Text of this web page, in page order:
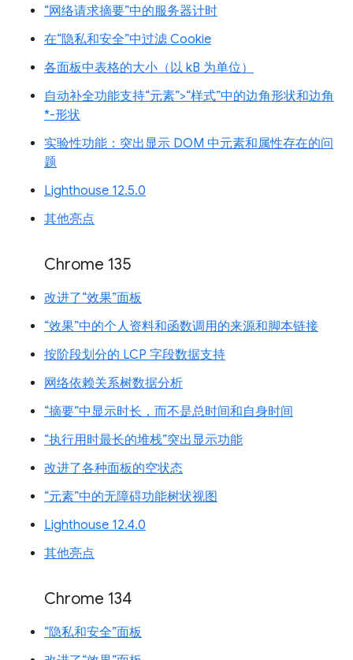
“网络请求摘要”中的服务器计时
在“隐私和安全”中过滤 Cookie
各面板中表格的大小（以 kB 为单位）
自动补全功能支持“元素”>“样式”中的边角形状和边角
*-形状
实验性功能：突出显示 DOM 中元素和属性存在的问
题
Lighthouse 12.5.0
其他亮点
Chrome 135
改进了“效果”面板
“效果”中的个人资料和函数调用的来源和脚本链接
按阶段划分的 LCP 字段数据支持
网络依赖关系树数据分析
“摘要”中显示时长，而不是总时间和自身时间
“执行用时最长的堆栈”突出显示功能
改进了各种面板的空状态
“元素”中的无障碍功能树状视图
Lighthouse 12.4.0
其他亮点
Chrome 134
“隐私和安全”面板